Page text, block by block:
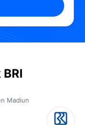
Madiun